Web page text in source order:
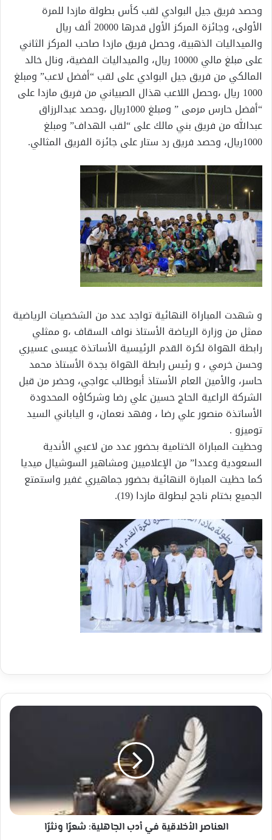
وحصد فريق جيل البوادي لقب كأس بطولة مازدا للمرة
الأولى، وجائزة المركز الأول قدرها 20000 ألف ريال
والميداليات الذهبية، وحصل فريق مازدا صاحب المركز الثاني
على مبلغ مالي 10000 ريال، والميداليات الفضية، ونال خالد
المالكي من فريق جيل البوادي على لقب “أفضل لاعب” ومبلغ
1000 ريال ،وحصل اللاعب هذال الصبياني من فريق مازدا على
“أفضل حارس مرمى ” ومبلغ 1000ريال ،وحصد عبدالرزاق
عبدالله من فريق بني مالك على “لقب الهداف” ومبلغ
1000ريال، وحصد فريق رد ستار على جائزة الفريق المثالي.
و شهدت المباراة النهائية تواجد عدد من الشخصيات الرياضية
ممثل من وزارة الرياضة الأستاذ نواف السقاف ،و ممثلي
رابطة الهواة لكرة القدم الرئيسية الأساتذة عيسى عسيري
وحسن خرمي ، و رئيس رابطة الهواة بجدة الأستاذ محمد
حاسر، والأمين العام الأستاذ أبوطالب عواجي، وحضر من قبل
الشركة الراعية الحاج حسين علي رضا وشركاؤه المحدودة
الأساتذة منصور علي رضا ، وفهد نعمان، و الياباني السيد
توميزو .
وحظيت المباراة الختامية بحضور عدد من لاعبي الأندية
السعودية وعددا” من الإعلاميين ومشاهير السوشيال ميديا
كما حظيت المبارة النهائية بحضور جماهيري غفير واستمتع
الجميع بختام ناجح لبطولة مازدا (19).
العناصر
العناصر الأخلاقية في أدب الجاهلية: شعرًا ونثرًا